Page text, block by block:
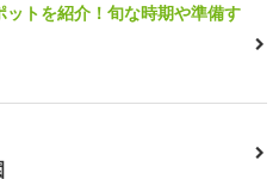
トを紹介！旬な時期や準備す